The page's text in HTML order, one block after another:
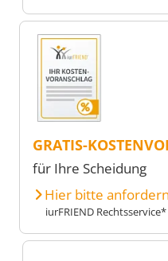
GRATIS-
für Ihre Scheidung
Hier bitte anfordern
iurFRIEND Rechtsservice*